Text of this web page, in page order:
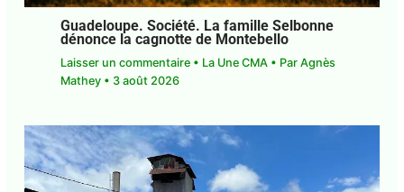
Selbonne dénonce la cagnotte de
Montebello
Laisser un commentaire •La Une CMA• Par
Agnès Mathey•3 août 2026